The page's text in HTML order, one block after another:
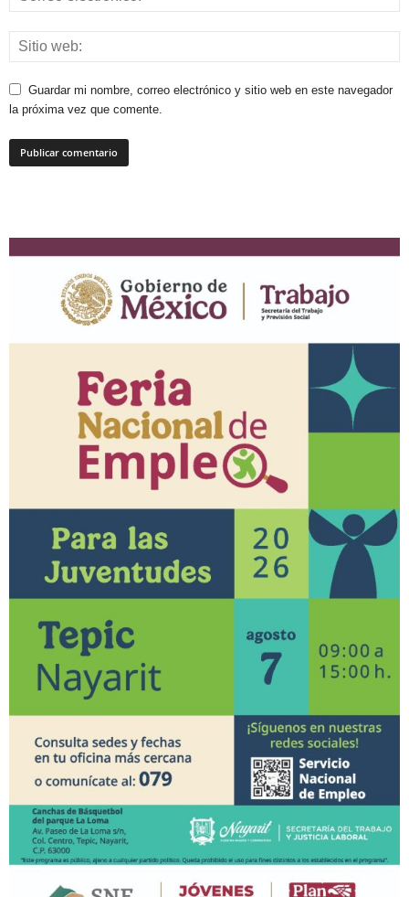
Guardar mi nombre, correo electrónico y sitio web en este navegador
la próxima vez que comente.